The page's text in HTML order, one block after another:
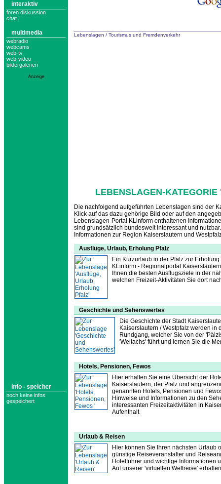
interaktiv
foren diskussion
chat
multimedia
webradio
webcams
web-tv
web-video
bildergalerien
Anzeige
info - speicher
noch keine infos
gespeichert
Lebenslagen / Tourismus und Fremdenverkehr
LEBENSLAGEN-
Die nachfolgend aufgeführten Lebenslagen sind der
Klick auf das dazu gehörige Bild oder auf den
Lebenslagen-Portal KLinform enthaltenen
sind grundsätzlich bundesweit interessant und
Informationen zur Region Kaiserslautern und
Ausflüge, Urlaub, Erholung Pfalz
Ein Kurzurlaub in der Pfalz zur
KLinform - Regionalportal
Ihnen die besten Ausflugsziele in der
welchen Freizeit-Aktivitäten Sie dort
Geschichte und Sehenswertes
Die Geschichte der Stadt
Kaiserslautern / Westpfalz werden
Rundgang, welcher Sie von der
'Weltachs' führt und lernen Sie die
Hotels, Pensionen, Fewos
Hier erhalten Sie eine Übersicht der
Kaiserslautern, der Pfalz und
genannten Hotels, Pensionen und
Hinweise und Informationen zu den
interessanten Freizeitaktivitäten in
Aufenthalt.
Urlaub & Reisen
Hier können Sie Ihren nächsten Urlaub
günstige Reiseveranstalter und
Hotelführer und wichtige Informationen
Auf unserer 'virtuellen Weltreise'